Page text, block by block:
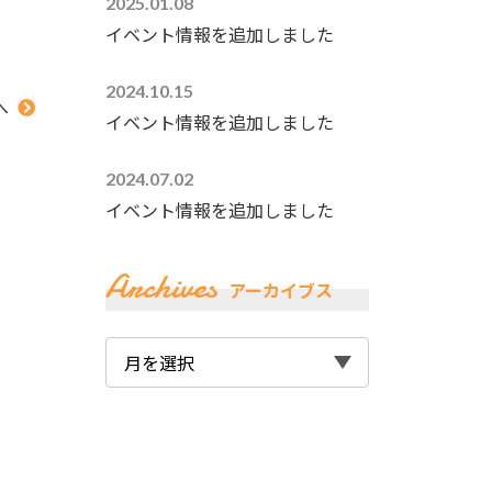
イベント情報を追加しました
2024.10.15
イベント情報を追加しました
2024.07.02
イベント情報を追加しました
Archives アーカイブス